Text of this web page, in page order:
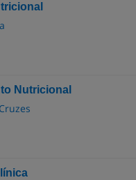
Nutricional